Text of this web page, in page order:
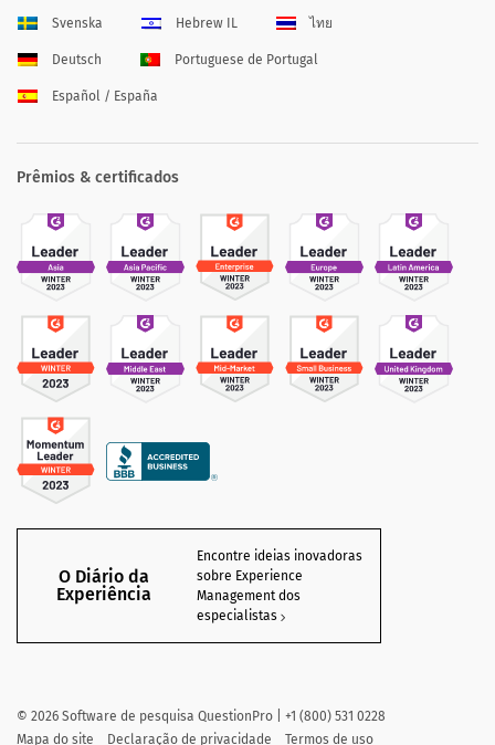
Svenska Hebrew IL ไทย
Deutsch Portuguese de Portugal
Español / España
Prêmios & certificados
O Diário da
Experiência
Encontre ideias inovadoras
sobre Experience
Management dos
especialistas
© 2026 Software de pesquisa QuestionPro | +1 (800) 531 0228
Mapa do site
Declaração de privacidade Termos de uso